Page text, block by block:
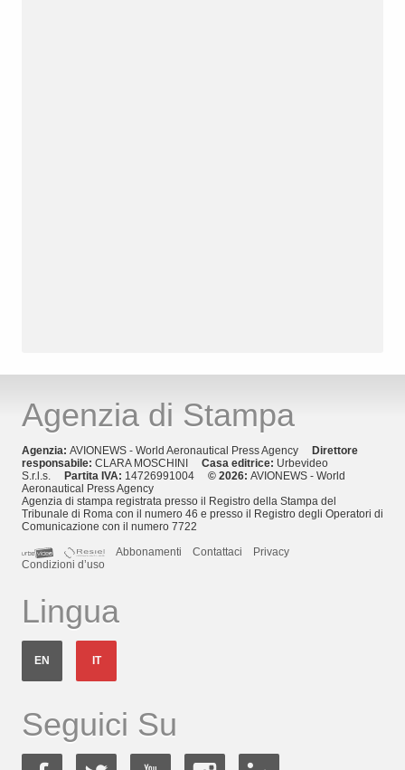
Agenzia di Stampa
Agenzia: AVIONEWS - World Aeronautical Press Agency
Direttore
responsabile: CLARA MOSCHINI Casa editrice: Urbevideo
S.r.l.s.
Partita IVA: 14726991004 © 2026: AVIONEWS - World
Aeronautical Press Agency
Agenzia di stampa registrata presso il Registro della Stampa del
Tribunale di Roma con il numero 46 e presso il Registro degli Operatori di
Comunicazione con il numero 7722
Abbonamenti
Contattaci
Privacy
Condizioni d’uso
Lingua
EN IT
Seguici Su